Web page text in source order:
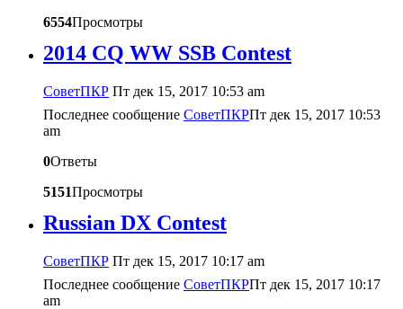
6554Просмотры
2014 CQ WW SSB Contest
CоветПКР Пт дек 15, 2017 10:53 am
Последнее сообщение CоветПКРПт дек 15, 2017 10:53
am
0Ответы
5151Просмотры
Russian DX Contest
CоветПКР Пт дек 15, 2017 10:17 am
Последнее сообщение CоветПКРПт дек 15, 2017 10:17
am